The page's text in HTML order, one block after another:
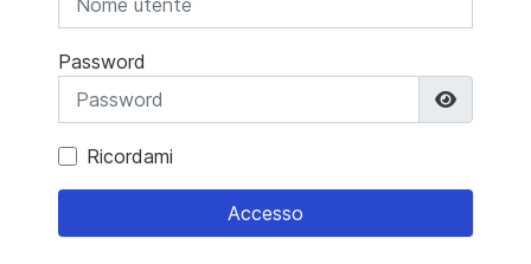
Password
Ricordami
Accesso